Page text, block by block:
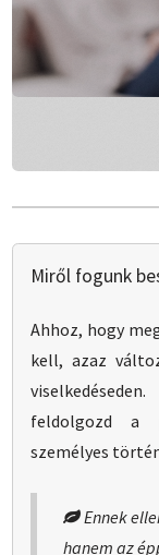
Miről fogunk
Ahhoz, hogy
kell, azaz
feldolgozd a
személyes
Ennek
hanemaz